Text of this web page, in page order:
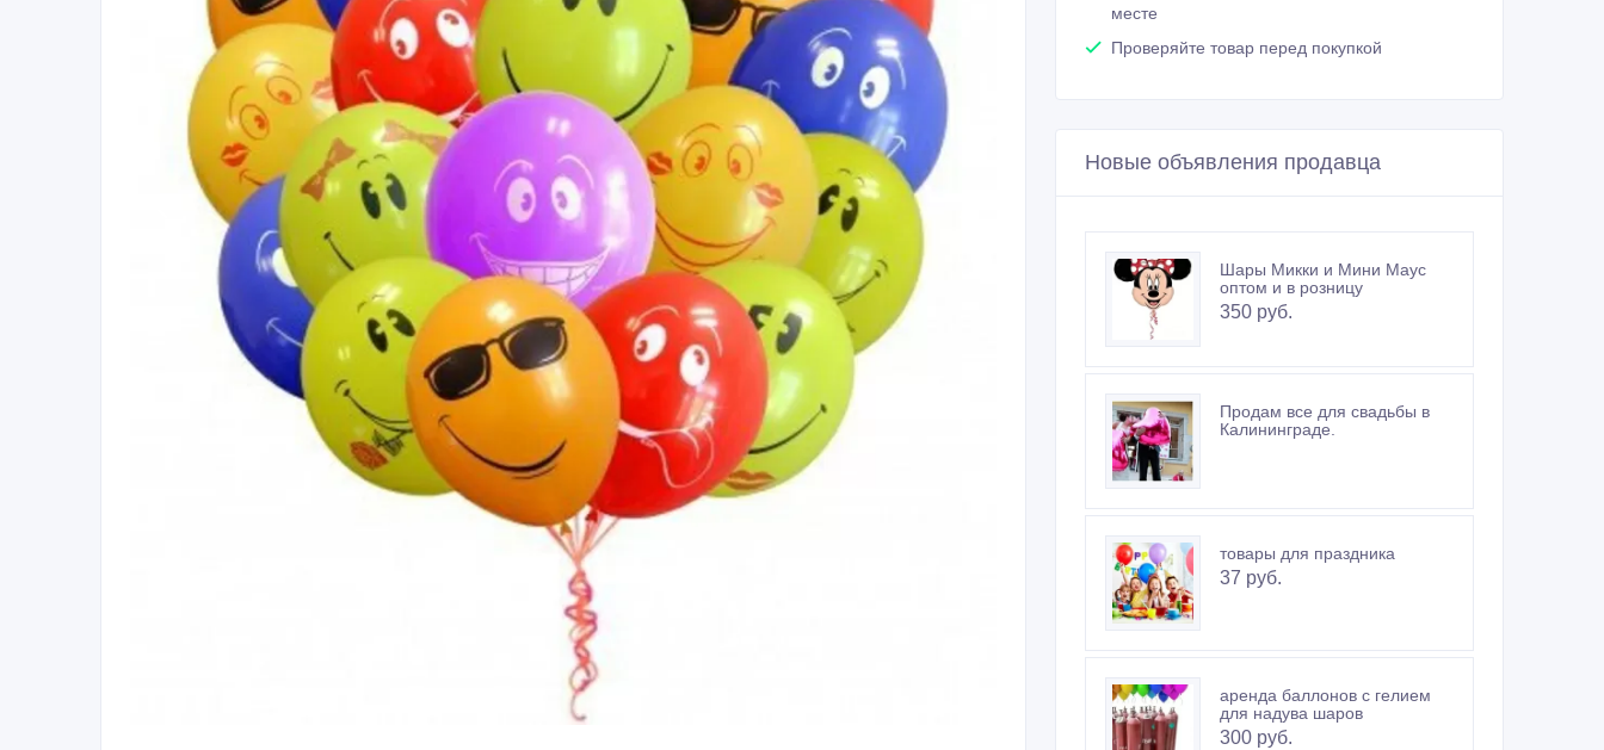
месте
Проверяйте товар перед покупкой
Новые объявления продавца
Шары Микки и Мини Маус
оптом и в розницу
350 руб.
Продам все для свадьбы в
Калининграде.
товары для праздника
37 руб.
аренда баллонов с гелием
для надува шаров
300 руб.